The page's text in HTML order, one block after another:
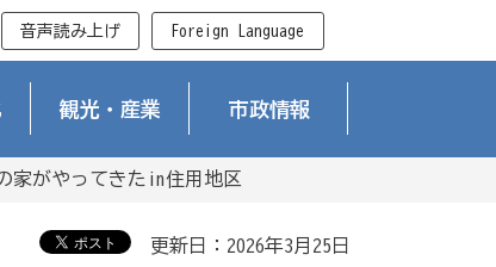
音声読み上げ Foreign Language
観光・産業 市政情報
家がやってきたin住用地区
更新日：2026年3月25日